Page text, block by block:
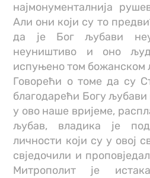
најмонументалнија
Али они који су то
да је Бог љубави
неуништиво и оно
испуњено том божанском
Говорећи о томе да су
благодарећи Богу љубави
у ово наше вријеме,
љубав, владика је
личности који су у овој
свједочили и
Митрополит је